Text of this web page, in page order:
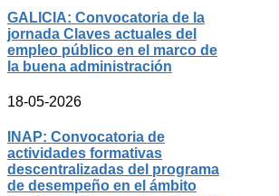
GALICIA: Convocatoria de la
jornada Claves actuales del
empleo público en el marco de
la buena administración
18-05-2026
INAP: Convocatoria de
actividades formativas
descentralizadas del programa
de desempeño en el ámbito